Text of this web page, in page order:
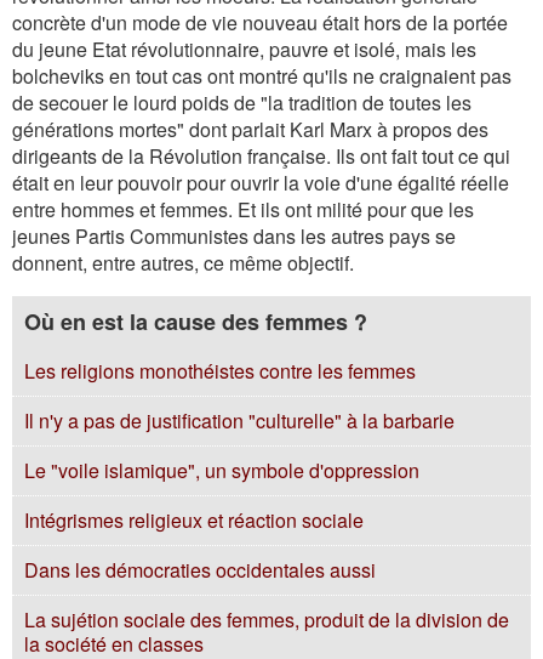
concrète d'un mode de vie nouveau était hors de la portée
du jeune Etat révolutionnaire, pauvre et isolé, mais les
bolcheviks en tout cas ont montré qu'ils ne craignaient pas
de secouer le lourd poids de "la tradition de toutes les
générations mortes" dont parlait Karl Marx à propos des
dirigeants de la Révolution française. Ils ont fait tout ce qui
était en leur pouvoir pour ouvrir la voie d'une égalité réelle
entre hommes et femmes. Et ils ont milité pour que les
jeunes Partis Communistes dans les autres pays se
donnent, entre autres, ce même objectif.
Où en est la cause des femmes ?
Les religions monothéistes contre les femmes
Il n'y a pas de justification "culturelle" à la barbarie
Le "voile islamique", un symbole d'oppression
Intégrismes religieux et réaction sociale
Dans les démocraties occidentales aussi
La sujétion sociale des femmes, produit de la division de
la société en classes